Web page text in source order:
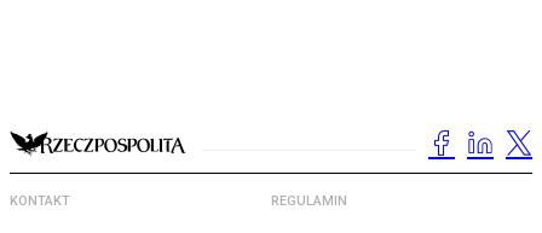
KONTAKT REGULAMIN